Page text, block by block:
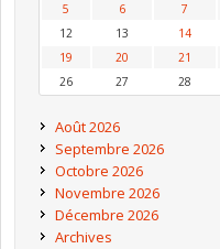
5
6 7
12
13 14
19
20 21
26
27 28
Août 2026
Septembre 2026
Octobre 2026
Novembre 2026
Décembre 2026
Archives